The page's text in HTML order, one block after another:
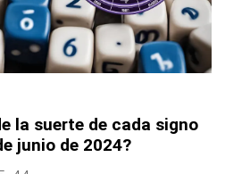
la suerte de cada signo
junio de 2024?